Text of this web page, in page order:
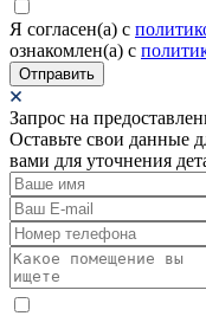
Я согласен(а) c
ознакомлен(а) с
Отправить
Запрос на
Оставьте свои данные
вами для уточнения